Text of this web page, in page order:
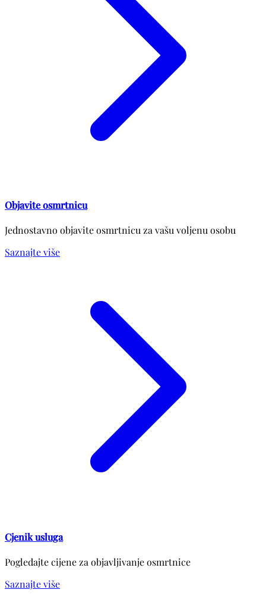
Objavite osmrtnicu
Jednostavno objavite osmrtnicu za vašu voljenu osobu
Saznajte više
Cjenik usluga
Pogledajte cijene za objavljivanje osmrtnice
Saznajte više